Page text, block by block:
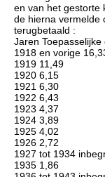
en van het gestorte
de hierna vermelde
terugbetaald :
Jaren Toepasselijke
1918 en vorige
1919 11,49
1920 6,15
1921 6,30
1922 6,43
1923 4,37
1924 3,89
1925 4,02
1926 2,72
1927 tot 1934
1935 1,86